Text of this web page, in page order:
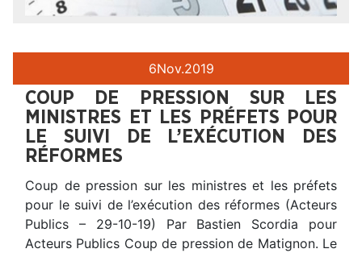
6Nov.2019
COUP DE PRESSION SUR LES
MINISTRES ET LES PRÉFETS POUR
LE SUIVI DE L’EXÉCUTION DES
RÉFORMES
Coup de pression sur les ministres et les préfets
pour le suivi de l’exécution des réformes (Acteurs
Publics – 29-10-19) Par Bastien Scordia pour
Acteurs Publics Coup de pression de Matignon. Le